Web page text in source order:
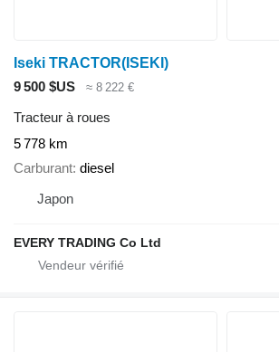
Iseki TRACTOR(ISEKI)
9 500 $US
≈ 8 222 €
Tracteur à roues
5 778 km
Carburant diesel
Japon
EVERY TRADING Co Ltd